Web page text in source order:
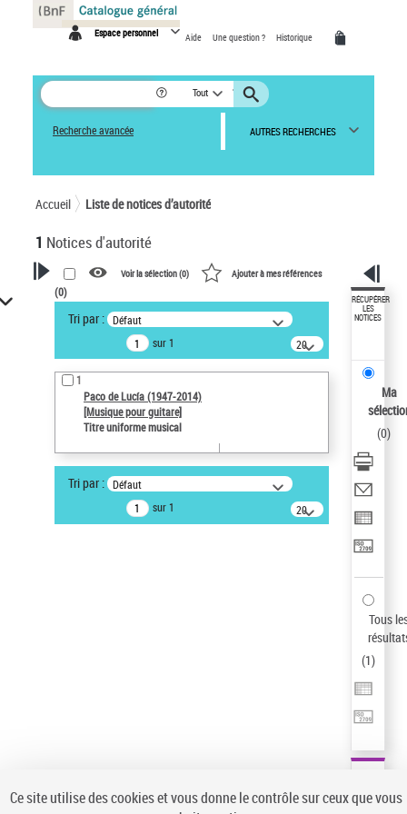
Espace personnel Aide Une question ? Historique
Tout
Recherche avancée AUTRES RECHERCHES
Accueil Liste de notices d’autorité
1 Notices d'autorité
VOTRE RECHERCHE
Recherche avancée dans les
notices d’autorité
Œuvres liées à l'auteur :
Paco de Lucía (1947-2014)
Type de notice d'autorité
ne s'applique pas
Sauvegarder votre recherche
Voir la sélection (0) Ajouter à mes références
(0)
Tri par : Défaut
sur 1
20
résultats/page
1
Paco de Lucía (1947-2014)
[Musique pour guitare]
Titre uniforme musical
Tri par : Défaut
sur 1
20
résultats/page
RÉCUPÉRER
LES
NOTICES
Ma
(0)
Tous
(1)
Panneau de gestion des cookies
Ce site utilise des cookies et vous donne le contrôle sur ceux que vous